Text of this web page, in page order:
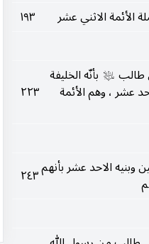
الأئمة الاثني عشر
١٩٣
طالب عليه‌السلام بأنّه الخليفة
عشر ، وهم الأئمة
٢٢٣
وبنيه الاحد عشر بأنهم٢٤٣